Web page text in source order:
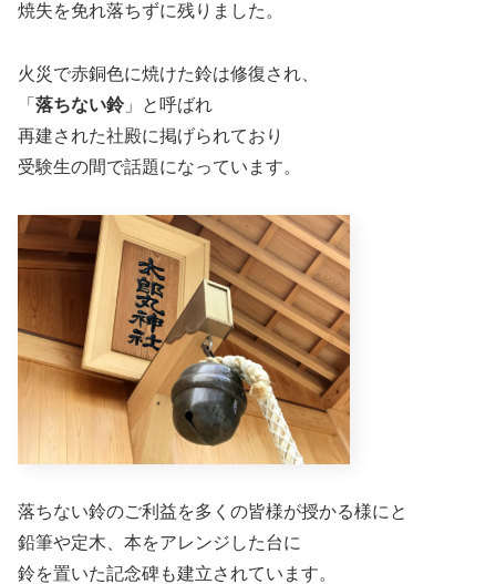
焼失を免れ落ちずに残りました。
火災で赤銅色に焼けた鈴は修復され、
「 落ちない鈴」と呼ばれ
再建された社殿に掲げられており
受験生の間で話題になっています。
落ちない鈴のご利益を多くの皆様が授かる様にと
鉛筆や定木、本をアレンジした台に
鈴を置いた記念碑も建立されています。